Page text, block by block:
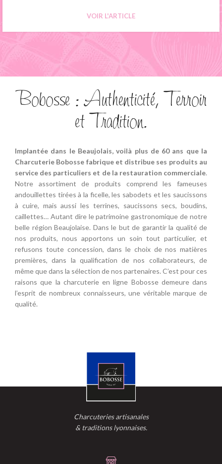
VOIR L'ARTICLE
Bobosse : Authenticité, Terroir
et Tradition.
Implantée dans le Beaujolais, voilà plus de 60 ans que la
Charcuterie Bobosse fabrique et distribue ses produits au
service des particuliers et de la restauration commerciale.
Notre assortiment de produits comprend les fameuses
andouillettes tirées à la ficelle, les sabodets et les saucissons
à cuire, mais aussi les terrines, saucissons secs, boudins,
caillettes… Autant dire le patrimoine gastronomique de notre
belle région Beaujolaise. Dans le but de garantir la qualité de
nos produits, nous apportons un soin tout particulier, et
refusons toute concession, dans le choix de nos matières
premières, dans la qualification de nos collaborateurs, de
même que dans la sélection de nos partenaires. C’est pour ces
raisons que la charcuterie en ligne Bobosse demeure dans
l’esprit de nombreux connaisseurs, une véritable marque de
qualité.
Charcuteries artisanales
& traditions lyonnaises.